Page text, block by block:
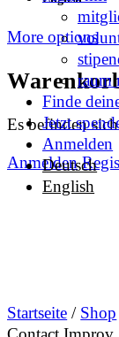
More options
Es befinden
Anmelden
raum
Finde
Jetzt
Anmelden
Deutsch
English
Startseite / Shop